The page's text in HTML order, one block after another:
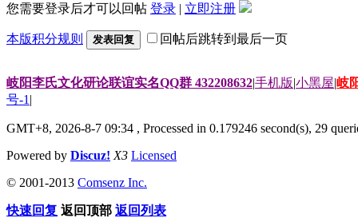
您需要登录后才可以回帖 登录 | 立即注册
本版积分规则 发表回复 回帖后跳转到最后一页
岐阳李氏文化研论联谊实名QQ群 432208632|手机版|小黑屋|岐
号-1 |
GMT+8, 2026-8-7 09:34 , Processed in 0.179246 second(s), 29
Powered by Discuz! X3 Licensed
© 2001-2013 Comsenz Inc.
快速回复 返回顶部 返回列表